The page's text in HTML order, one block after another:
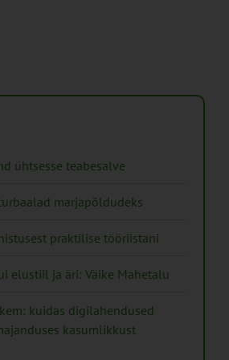
ühtsesse teabesalve
marjapõldudeks
praktilise tööriistani
elustiil ja äri: Väike Mahetalu
kuidas digilahendused
kasumlikkust